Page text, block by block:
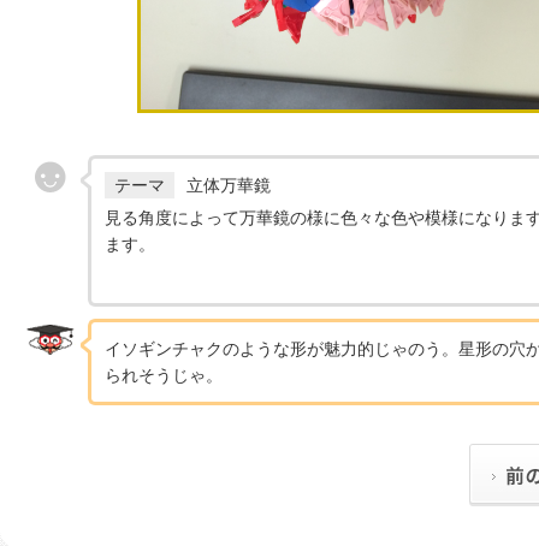
テーマ
立体万華鏡
見る角度によって万華鏡の様に色々な色や模様になり
ます。
イソギンチャクのような形が魅力的じゃのう。星形の
られそうじゃ。